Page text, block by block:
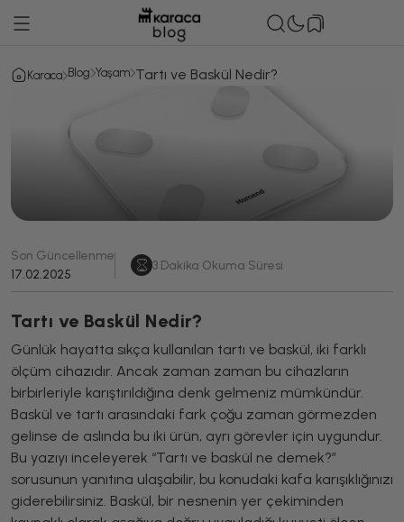
Karaca Blog Yaşam Tartı ve Baskül Nedir?
Son Güncellenme
17.02.2025
3 Dakika Okuma Süresi
Tartı ve Baskül Nedir?
Günlük hayatta sıkça kullanılan tartı ve baskül, iki farklı
ölçüm cihazıdır. Ancak zaman zaman bu cihazların
birbirleriyle karıştırıldığına denk gelmeniz mümkündür.
Baskül ve tartı arasındaki fark çoğu zaman görmezden
gelinse de aslında bu iki ürün, ayrı görevler için uygundur.
Bu yazıyı inceleyerek “Tartı ve baskül ne demek?”
sorusunun yanıtına ulaşabilir, bu konudaki kafa karışıklığınızı
giderebilirsiniz. Baskül, bir nesnenin yer çekiminden